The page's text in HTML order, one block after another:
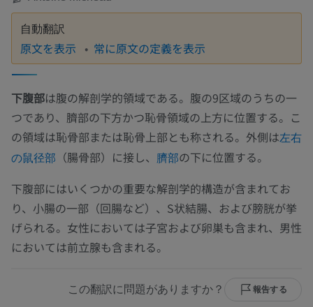
自動翻訳
原文を表示 常に原文の定義を表示
下腹部は腹の解剖学的領域である。腹の9区域のうちの一
つであり、臍部の下方かつ恥骨領域の上方に位置する。こ
の領域は恥骨部または恥骨上部とも称される。外側は左右
の鼠径部 （腸骨部）に接し、 臍部の下に位置する。
下腹部にはいくつかの重要な解剖学的構造が含まれてお
り、小腸の一部（回腸など）、S状結腸、および膀胱が挙
げられる。女性においては子宮および卵巣も含まれ、男性
においては前立腺も含まれる。
この翻訳に問題がありますか？ 報告する